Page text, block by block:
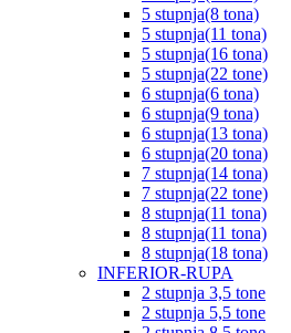
5 stupnja(8 tona)
5 stupnja(11 tona)
5 stupnja(16 tona)
5 stupnja(22 tone)
6 stupnja(6 tona)
6 stupnja(9 tona)
6 stupnja(13 tona)
6 stupnja(20 tona)
7 stupnja(14 tona)
7 stupnja(22 tone)
8 stupnja(11 tona)
8 stupnja(11 tona)
8 stupnja(18 tona)
INFERIOR-RUPA
2 stupnja 3,5 tone
2 stupnja 5,5 tone